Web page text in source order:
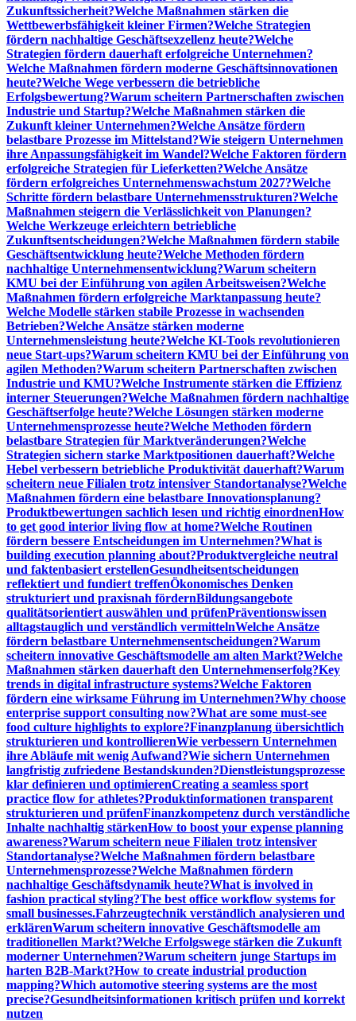
Zukunftssicherheit?Welche Maßnahmen stärken die
Wettbewerbsfähigkeit kleiner Firmen?Welche Strategien
fördern nachhaltige Geschäftsexzellenz heute?Welche
Strategien fördern dauerhaft erfolgreiche Unternehmen?
Welche Maßnahmen fördern moderne Geschäftsinnovationen
heute?Welche Wege verbessern die betriebliche
Erfolgsbewertung?Warum scheitern Partnerschaften zwischen
Industrie und Startup?Welche Maßnahmen stärken die
Zukunft kleiner Unternehmen?Welche Ansätze fördern
belastbare Prozesse im Mittelstand?Wie steigern Unternehmen
ihre Anpassungsfähigkeit im Wandel?Welche Faktoren fördern
erfolgreiche Strategien für Lieferketten?Welche Ansätze
fördern erfolgreiches Unternehmenswachstum 2027?Welche
Schritte fördern belastbare Unternehmensstrukturen?Welche
Maßnahmen steigern die Verlässlichkeit von Planungen?
Welche Werkzeuge erleichtern betriebliche
Zukunftsentscheidungen?Welche Maßnahmen fördern stabile
Geschäftsentwicklung heute?Welche Methoden fördern
nachhaltige Unternehmensentwicklung?Warum scheitern
KMU bei der Einführung von agilen Arbeitsweisen?Welche
Maßnahmen fördern erfolgreiche Marktanpassung heute?
Welche Modelle stärken stabile Prozesse in wachsenden
Betrieben?Welche Ansätze stärken moderne
Unternehmensleistung heute?Welche KI-Tools revolutionieren
neue Start-ups?Warum scheitern KMU bei der Einführung von
agilen Methoden?Warum scheitern Partnerschaften zwischen
Industrie und KMU?Welche Instrumente stärken die Effizienz
interner Steuerungen?Welche Maßnahmen fördern nachhaltige
Geschäftserfolge heute?Welche Lösungen stärken moderne
Unternehmensprozesse heute?Welche Methoden fördern
belastbare Strategien für Marktveränderungen?Welche
Strategien sichern starke Marktpositionen dauerhaft?Welche
Hebel verbessern betriebliche Produktivität dauerhaft?Warum
scheitern neue Filialen trotz intensiver Standortanalyse?Welche
Maßnahmen fördern eine belastbare Innovationsplanung?
Produktbewertungen sachlich lesen und richtig einordnenHow
to get good interior living flow at home?Welche Routinen
fördern bessere Entscheidungen im Unternehmen?What is
building execution planning about?Produktvergleiche neutral
und faktenbasiert erstellenGesundheitsentscheidungen
reflektiert und fundiert treffenÖkonomisches Denken
strukturiert und praxisnah fördernBildungsangebote
qualitätsorientiert auswählen und prüfenPräventionswissen
alltagstauglich und verständlich vermittelnWelche Ansätze
fördern belastbare Unternehmensentscheidungen?Warum
scheitern innovative Geschäftsmodelle am alten Markt?Welche
Maßnahmen stärken dauerhaft den Unternehmenserfolg?Key
trends in digital infrastructure systems?Welche Faktoren
fördern eine wirksame Führung im Unternehmen?Why choose
enterprise support consulting now?What are some must-see
food culture highlights to explore?Finanzplanung übersichtlich
strukturieren und kontrollierenWie verbessern Unternehmen
ihre Abläufe mit wenig Aufwand?Wie sichern Unternehmen
langfristig zufriedene Bestandskunden?Dienstleistungsprozesse
klar definieren und optimierenCreating a seamless sport
practice flow for athletes?Produktinformationen transparent
strukturieren und prüfenFinanzkompetenz durch verständliche
Inhalte nachhaltig stärkenHow to boost your expense planning
awareness?Warum scheitern neue Filialen trotz intensiver
Standortanalyse?Welche Maßnahmen fördern belastbare
Unternehmensprozesse?Welche Maßnahmen fördern
nachhaltige Geschäftsdynamik heute?What is involved in
fashion practical styling?The best office workflow systems for
small businesses.Fahrzeugtechnik verständlich analysieren und
erklärenWarum scheitern innovative Geschäftsmodelle am
traditionellen Markt?Welche Erfolgswege stärken die Zukunft
moderner Unternehmen?Warum scheitern junge Startups im
harten B2B-Markt?How to create industrial production
mapping?Which automotive steering systems are the most
precise?Gesundheitsinformationen kritisch prüfen und korrekt
nutzen